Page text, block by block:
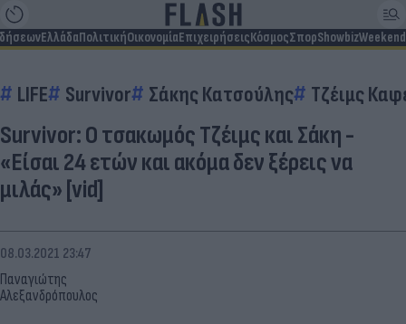
ΕλλάδαΠολιτικήΟικονομίαΕπιχειρήσειςΚόσμοςΣπορShowbizWeekend
LIFE Survivor Σάκης Κατσούλης Τζέιμς
Survivor: Ο τσακωμός Τζέιμς και Σάκη -
«Είσαι 24 ετών και ακόμα δεν ξέρεις να
μιλάς» [vid]
Παναγιώτης
Αλεξανδρόπουλος
08.03.2021 23:47